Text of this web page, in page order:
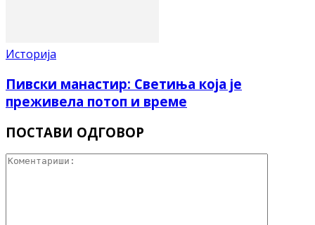
Историја
Пивски манастир: Светиња која је
преживела потоп и време
ПОСТАВИ ОДГОВОР